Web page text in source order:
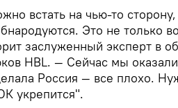
встать на чью-то
Это не только
заслуженный эксперт в
HBL. — Сейчас мы
Россия — все плохо.
укрепится".